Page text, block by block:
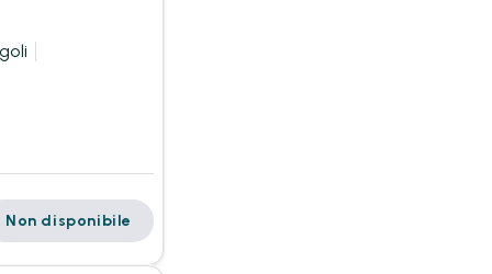
Non disponibile